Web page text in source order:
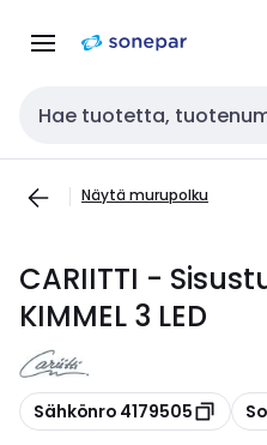
navigointiinsisältöön
Haku
Näytä murupolku
CARIITTI -
KIMMEL 3 LED
Kopioi
Sähkönro 4179505